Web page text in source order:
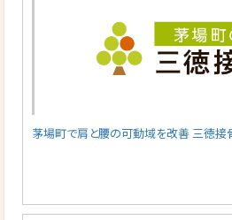
茅場町で肩と腰の可動域を改善 三徳